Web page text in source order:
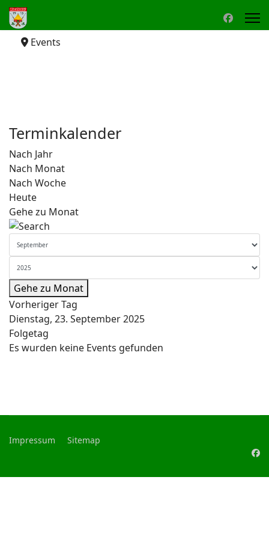
Events
Terminkalender
Nach Jahr
Nach Monat
Nach Woche
Heute
Gehe zu Monat
Gehe zu Monat
Vorheriger Tag
Dienstag, 23. September 2025
Folgetag
Es wurden keine Events gefunden
Impressum Sitemap